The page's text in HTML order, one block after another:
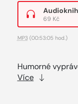
69 Kč
MP3(00:53:05 hod.)
Humorné
Více